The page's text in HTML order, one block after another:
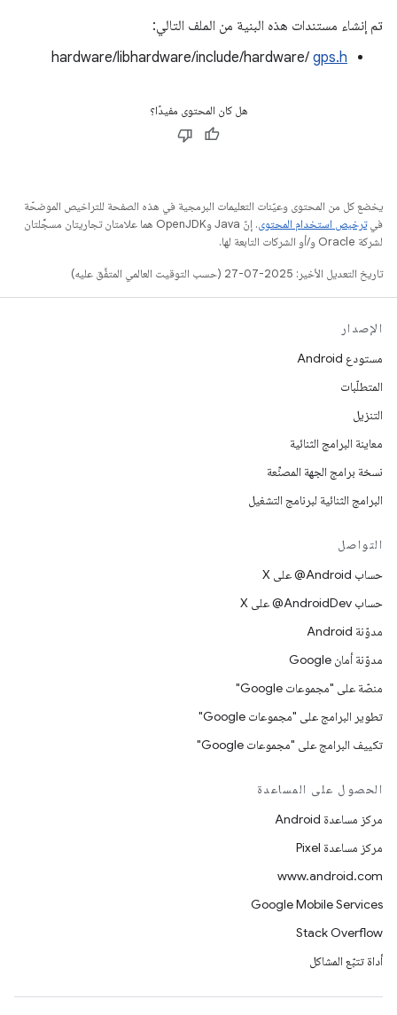
تم إنشاء مستندات هذه البنية من الملف التالي:
hardware/libhardware/include/hardware/ gps.h
هل كان المحتوى مفيدًا؟
يخضع كل من المحتوى وعيّنات التعليمات البرمجية في هذه الصفحة للتراخيص الموضحّة
فيترخيص استخدام المحتوى
. إنّ Java وOpenJDK هما علامتان تجاريتان مسجَّلتان
لشركة Oracle و/أو الشركات التابعة لها.
تاريخ التعديل الأخير: 2025-07-27 (حسب التوقيت العالمي المتفَّق عليه)
الإصدار
مستودع Android
المتطلّبات
التنزيل
معاينة البرامج الثنائية
نسخة برامج الجهة المصنِّعة
البرامج الثنائية لبرنامج التشغيل
التواصل
حساب ‎@Android على X
حساب ‎@AndroidDev على X
مدوّنة Android
مدوّنة أمان Google
منصّة على "مجموعات Google"
تطوير البرامج على "مجموعات Google"
تكييف البرامج على "مجموعات Google"
الحصول على المساعدة
مركز مساعدة Android
مركز مساعدة Pixel
www.android.com
Google Mobile Services
Stack Overflow
أداة تتبّع المشاكل